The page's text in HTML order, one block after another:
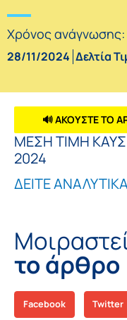
Χρόνος ανάγνωσης:
28/11/2024 Δελτία
🔊 ΑΚΟΥΣΤΕ ΤΟ
ΜΕΣΗ ΤΙΜΗ
2024
ΔΕΙΤΕ
το άρθρο
Facebook Twitter